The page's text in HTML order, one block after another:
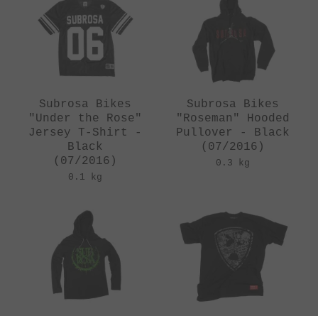
Subrosa Bikes
"Under the Rose"
Jersey T-Shirt -
Black
(07/2016)
0.1 kg
Subrosa Bikes
"Roseman" Hooded
Pullover - Black
(07/2016)
0.3 kg